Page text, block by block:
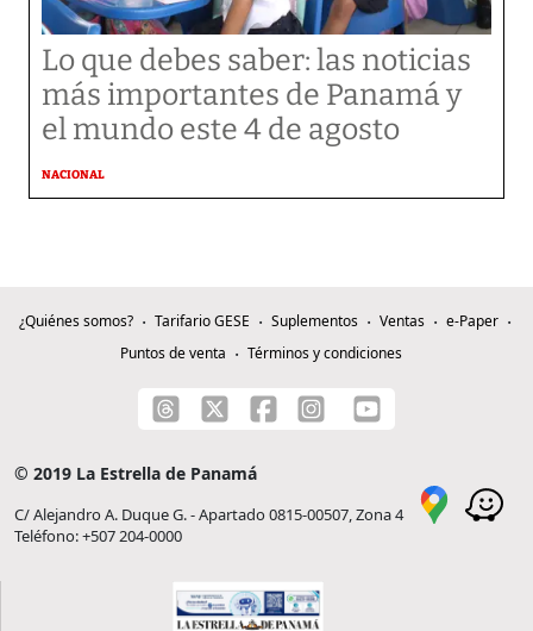
Lo que debes saber: las noticias
más importantes de Panamá y
el mundo este 4 de agosto
NACIONAL
¿Quiénes somos? Tarifario GESE Suplementos Ventas
e-Paper
Puntos de venta
Términos y condiciones
© 2019 La Estrella de Panamá
C/ Alejandro A. Duque G. - Apartado 0815-00507, Zona 4
Teléfono: +507 204-0000